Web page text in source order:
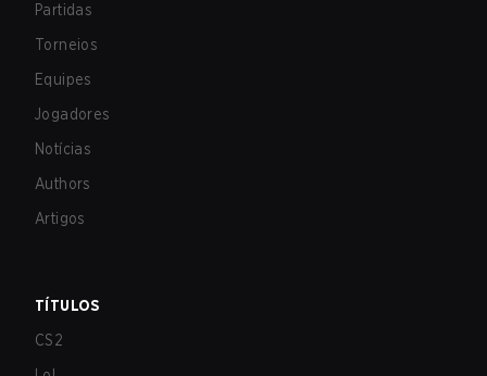
Partidas
Torneios
Equipes
Jogadores
Notícias
Authors
Artigos
TÍTULOS
CS2